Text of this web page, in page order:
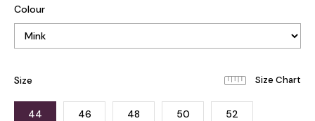
Colour
Size
44 46 48 50 52